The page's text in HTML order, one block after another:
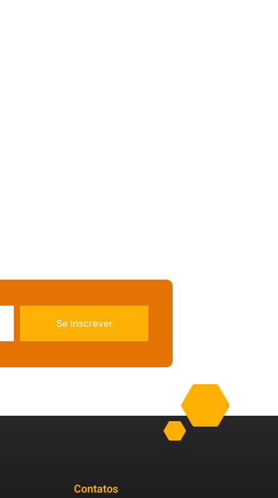
Se Inscrever
Contatos